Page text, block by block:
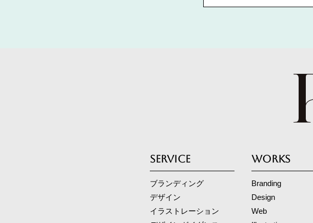
SERVICE
ブランディング
デザイン
イラストレーション
WORKS
Branding
Design
Web